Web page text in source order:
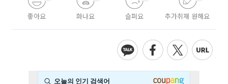
좋아요 화나요 슬퍼요 추가취재 원해요